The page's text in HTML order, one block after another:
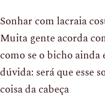
Sonhar com lacraia
Muita gente acorda
como se o bicho ainda
dúvida: será que esse
coisa da cabeça